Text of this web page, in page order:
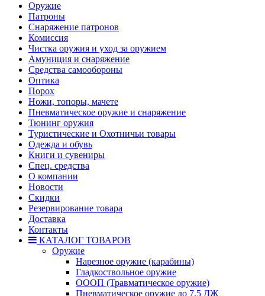
Оружие
Патроны
Снаряжение патронов
Комиссия
Чистка оружия и уход за оружием
Амуниция и снаряжение
Средства самообороны
Оптика
Порох
Ножи, топоры, мачете
Пневматическое оружие и снаряжение
Тюнинг оружия
Туристические и Охотничьи товары
Одежда и обувь
Книги и сувениры
Спец. средства
О компании
Новости
Скидки
Резервирование товара
Доставка
Контакты
КАТАЛОГ ТОВАРОВ
Оружие
Нарезное оружие (карабины)
Гладкоствольное оружие
ОООП (Травматическое оружие)
Пневматическое оружие до 7,5 ДЖ